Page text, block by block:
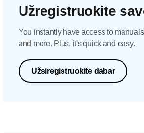
Užregistruokite
You instantly have access to
and more. Plus, it's quick and easy.
Užsiregistruokite dabar